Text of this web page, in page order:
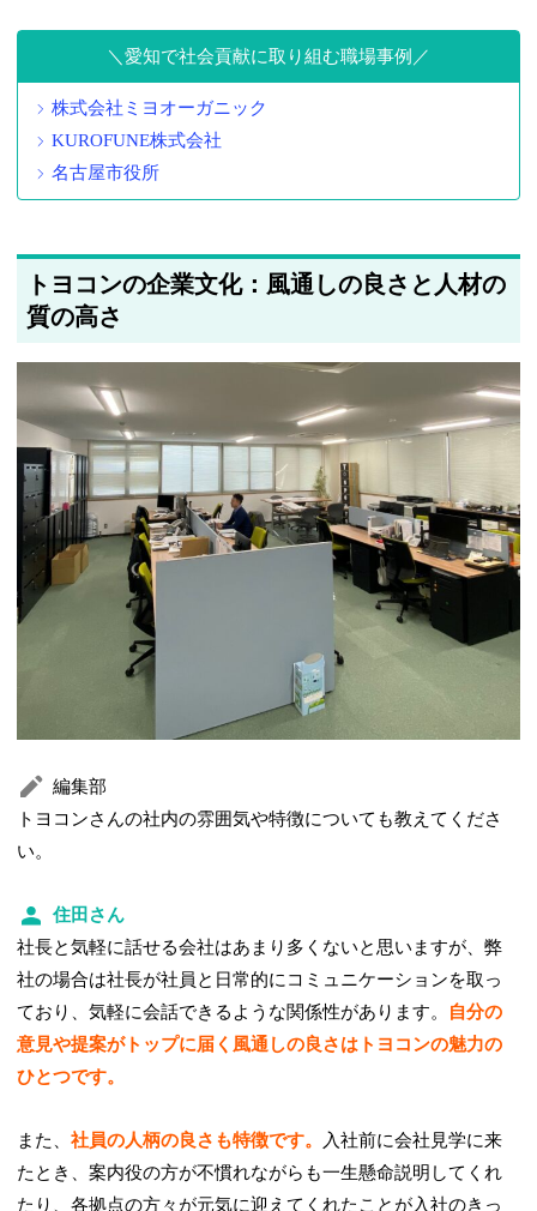
愛知で社会貢献に取り組む職場事例
株式会社ミヨオーガニック
KUROFUNE株式会社
名古屋市役所
トヨコンの企業文化：風通しの良さと人材の
質の高さ
編集部
トヨコンさんの社内の雰囲気や特徴についても教えてくださ
い。
住田さん
社長と気軽に話せる会社はあまり多くないと思いますが、弊
社の場合は社長が社員と日常的にコミュニケーションを取っ
ており、気軽に会話できるような関係性があります。
自分の
意見や提案がトップに届く風通しの良さはトヨコンの魅力の
ひとつです。
また、社員の人柄の良さも特徴です。
入社前に会社見学に来
たとき、案内役の方が不慣れながらも一生懸命説明してくれ
たり、各拠点の方々が元気に迎えてくれたことが入社のきっ